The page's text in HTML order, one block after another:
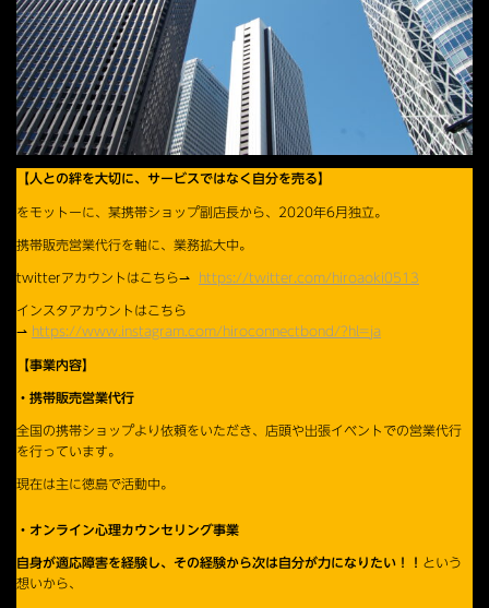
【人との絆を大切に、サービスではなく自分を売る】
をモットーに、某携帯ショップ副店長から、2020年6月独立。
携帯販売営業代行を軸に、業務拡大中。
twitterアカウントはこちら⇀ https://twitter.com/hiroaoki0513
インスタアカウントはこちら
⇀ https://www.instagram.com/hiroconnectbond/?hl=ja
【事業内容】
・携帯販売営業代行
全国の携帯ショップより依頼をいただき、店頭や出張イベントでの営業代行
を行っています。
現在は主に徳島で活動中。
・オンライン心理カウンセリング事業
自身が適応障害を経験し、その経験から次は自分が力になりたい！！ という
想いから、